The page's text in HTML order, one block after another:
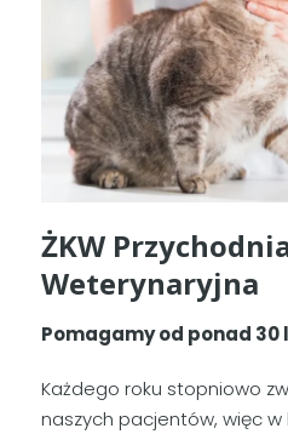
ŻKW
Weterynaryjna
Pomagamy od ponad 30
Każdego roku stopniowo
naszych pacjentów, więc w